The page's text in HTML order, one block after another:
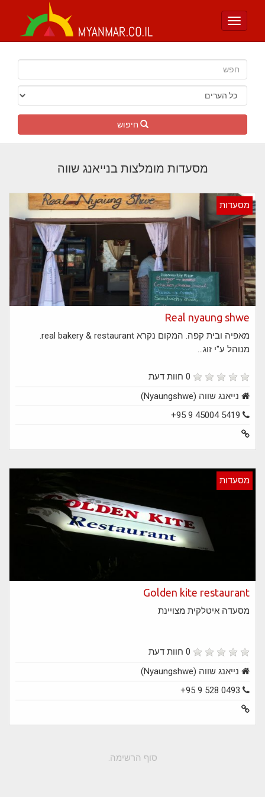
Toggle
חיפוש
מסעדות מומלצות בנייאנג שווה
מסעדות
Real nyaung shwe
מאפיה ובית קפה. המקום נקרא real bakery & restaurant.
מנוהל ע"י זוג...
נייאנג שווה (Nyaungshwe)
+95 9 45004 5419
מסעדות
Golden kite restaurant
מסעדה איטלקית מצויינת
נייאנג שווה (Nyaungshwe)
+95 9 528 0493